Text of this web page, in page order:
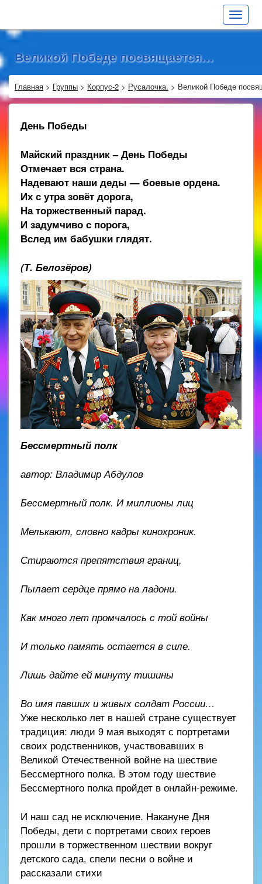
Toggle
Великой Победе посвящается…
Главная > Группы > Корпус-2 > Русалочка. > Великой Победе
День Победы
Майский праздник – День Победы
Отмечает вся страна.
Надевают наши деды — боевые ордена.
Их с утра зовёт дорога,
На торжественный парад.
И задумчиво с порога,
Вслед им бабушки глядят.
(Т. Белозёров)
Бессмертный полк
автор: Владимир Абдулов
Бессмертный полк. И миллионы лиц
Мелькают, словно кадры кинохроник.
Стираются препятствия границ,
Пылает сердце прямо на ладони.
Как много лет промчалось с той войны
И только память остается в силе.
Лишь дайте ей минуту тишины
Во имя павших и живых солдат России…
Уже несколько лет в нашей стране существует
традиция: люди 9 мая выходят с портретами
своих родственников, участвовавших в
Великой Отечественной войне на шествие
Бессмертного полка. В этом году шествие
Бессмертного полка пройдет в онлайн-режиме.
И наш сад не исключение. Накануне Дня
Победы, дети с портретами своих героев
прошли в торжественном шествии вокруг
детского сада, спели песни о войне и
рассказали стихи